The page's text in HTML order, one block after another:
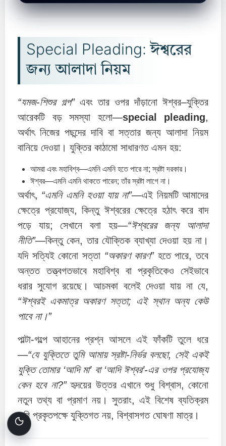
Special Pleading: ঈশ্বরের
জন্য আলাদা নিয়ম
“যমজ-শিশুর গল্প”এবং তার ওপর দাঁড়ানো ঈশ্বর–যুক্তির
আরেকটি বড় সমস্যা হলো—special pleading,
অর্থাৎ নিজের পছন্দের দাবি বা সত্তার জন্য আলাদা নিয়ম
বানিয়ে দেওয়া। যুক্তির কাঠামো সাধারণত এমন হয়:
আমরা এবং মহাবিশ্ব—এমনি এমনি হতে পারে না; স্রষ্টা দরকার।
ঈশ্বর—এমনি এমনি থাকতে পারেন; তাঁর স্রষ্টা লাগে না।
অর্থাৎ, “এমনি এমনি হওয়া যায় না”—এই নিয়মটি আমাদের
ক্ষেত্রে প্রযোজ্য, কিন্তু ঈশ্বরের ক্ষেত্রে হঠাৎ করে বাদ
পড়ে যায়; সেখানে বলা হয়—“ঈশ্বরের জন্য আলাদা
নীতি”—কিন্তু কেন, তার যৌক্তিক ব্যাখ্যা দেওয়া হয় না।
যদি সত্যিই কোনো সত্তা “অকারণ কারণ”হতে পারে, তবে
অন্তত তত্ত্বগতভাবে মহাবিশ্ব বা প্রকৃতিকেও সেইভাবে
ধরার সুযোগ রয়েছে। আচমকা বলেই দেওয়া যায় না যে,
“ঈশ্বরই একমাত্র অকারণ সত্তা; এই স্থান অন্য কেউ
পাবে না।”
পাল্টা-গল্পে আহানের প্রশ্ন আসলে এই ফাঁকটি তুলে ধরে
—“যে যুক্তিতে তুমি আমায় স্রষ্টা-নির্ভর বলছো, সেই একই
যুক্তি তোমার ‘আদি মা’ বা ‘আদি ঈশ্বর’-এর ওপর প্রযোজ্য
কেন হবে না?”হৃদয়ের উত্তর এখানে শুধু বিশ্বাস, কোনো
নতুন তথ্য বা প্রমাণ নয়। সুতরাং, এই বিশেষ ব্যতিক্রম
দাবি প্রকৃতপক্ষে যুক্তিগত নয়, বিশ্বাসগত ঘোষণা মাত্র।